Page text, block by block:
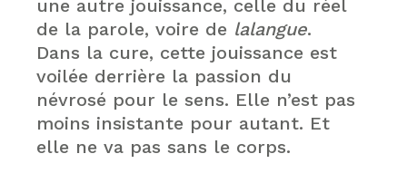
une autre jouissance, celle du réel
de la parole, voire de lalangue.
Dans la cure, cette jouissance est
voilée derrière la passion du
névrosé pour le sens. Elle n’est pas
moins insistante pour autant. Et
elle ne va pas sans le corps.